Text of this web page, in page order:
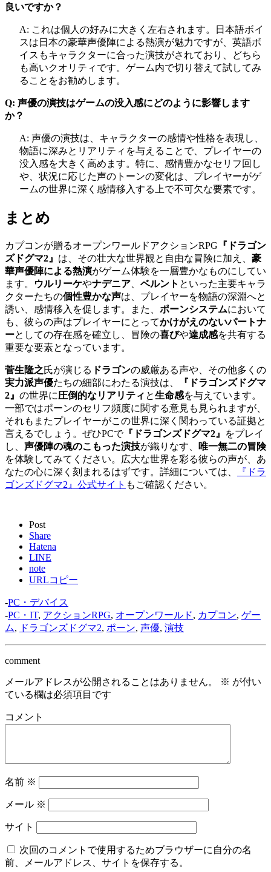
良いですか？
A: これは個人の好みに大きく左右されます。日本語ボイ
スは日本の豪華声優陣による熱演が魅力ですが、英語ボ
イスもキャラクターに合った演技がされており、どちら
も高いクオリティです。ゲーム内で切り替えて試してみ
ることをお勧めします。
Q: 声優の演技はゲームの没入感にどのように影響します
か？
A: 声優の演技は、キャラクターの感情や性格を表現し、
物語に深みとリアリティを与えることで、プレイヤーの
没入感を大きく高めます。特に、感情豊かなセリフ回し
や、状況に応じた声のトーンの変化は、プレイヤーがゲ
ームの世界に深く感情移入する上で不可欠な要素です。
まとめ
カプコンが贈るオープンワールドアクションRPG 『ドラゴン
ズドグマ2』 は、その壮大な世界観と自由な冒険に加え、 豪
華声優陣による熱演がゲーム体験を一層豊かなものにしてい
ます。
ウルリーケやナデニア ベルント といった主要キャラ
クターたちの個性豊かな声は、プレイヤーを物語の深淵へと
誘い、感情移入を促します。また、 ポーンシステムにおいて
も、彼らの声はプレイヤーにとってかけがえのないパートナ
ーとしての存在感を確立し、冒険の喜びや達成感を共有する
重要な要素となっています。
菅生隆之氏が演じる ドラゴンの威厳ある声や、その他多くの
実力派声優たちの細部にわたる演技は、
『ドラゴンズドグマ
2』 の世界に圧倒的なリアリティ と生命感を与えています。
一部ではポーンのセリフ頻度に関する意見も見られますが、
それもまたプレイヤーがこの世界に深く関わっている証拠と
言えるでしょう。ぜひPCで『ドラゴンズドグマ2』
をプレイ
し、 声優陣の魂のこもった演技が織りなす、
唯一無二の冒険
を体験してみてください。広大な世界を彩る彼らの声が、あ
なたの心に深く刻まれるはずです。詳細については、
『ドラ
ゴンズドグマ2』公式サイト もご確認ください。
Post
Share
Hatena
LINE
note
URLコピー
-PC・デバイス
-PC・IT, アクションRPG, オープンワールド, カプコン, ゲー
ム, ドラゴンズドグマ2, ポーン, 声優, 演技
comment
メールアドレスが公開されることはありません。 ※ が付い
ている欄は必須項目です
コメント
名前 ※
メール ※
サイト
次回のコメントで使用するためブラウザーに自分の名
前、メールアドレス、サイトを保存する。